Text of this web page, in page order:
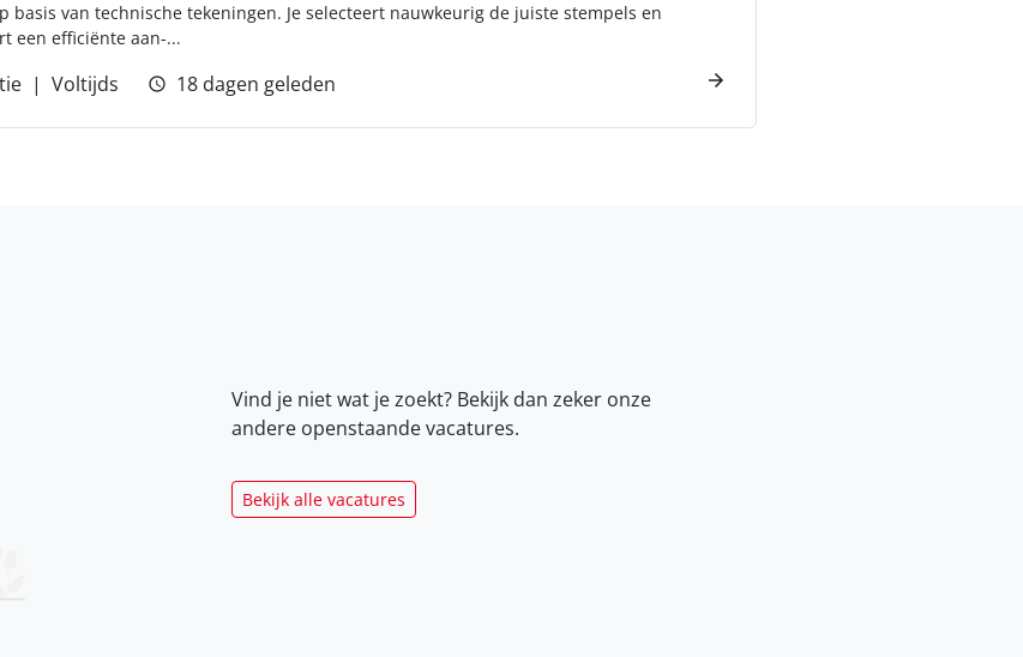
basis van technische tekeningen. Je selecteert nauwkeurig de juiste stempels en
een efficiënte aan-...
Voltijds 18 dagen geleden
Vind je niet wat je zoekt? Bekijk dan zeker onze
andere openstaande vacatures.
Bekijk alle vacatures